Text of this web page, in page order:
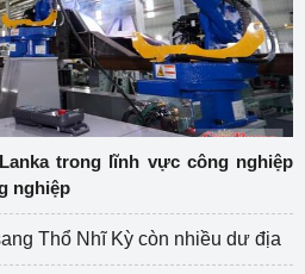
trong lĩnh vực công nghiệp
nghiệp
Thổ Nhĩ Kỳ còn nhiều dư địa